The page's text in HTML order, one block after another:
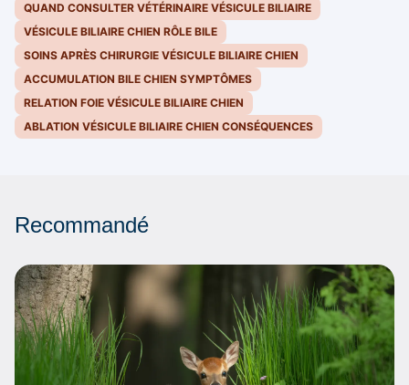
QUAND CONSULTER VÉTÉRINAIRE VÉSICULE BILIAIRE
VÉSICULE BILIAIRE CHIEN RÔLE BILE
SOINS APRÈS CHIRURGIE VÉSICULE BILIAIRE CHIEN
ACCUMULATION BILE CHIEN SYMPTÔMES
RELATION FOIE VÉSICULE BILIAIRE CHIEN
ABLATION VÉSICULE BILIAIRE CHIEN CONSÉQUENCES
Recommandé